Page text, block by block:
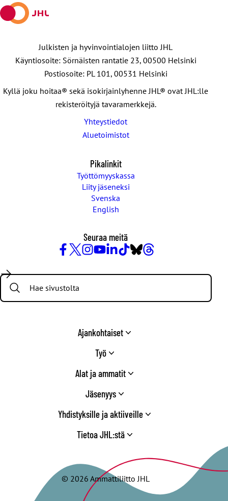
Julkisten ja hyvinvointialojen liitto JHL
Käyntiosoite: Sörnäisten rantatie 23, 00500 Helsinki
Postiosoite: PL 101, 00531 Helsinki
Kyllä joku hoitaa® sekä isokirjainlyhenne JHL® ovat JHL:lle
rekisteröityjä tavaramerkkejä.
Yhteystiedot
Aluetoimistot
Pikalinkit
Työttömyyskassa
Liity jäseneksi
Svenska
English
Seuraa meitä
/
Twitter
Search:
Ajankohtaiset
Työ
Alat ja ammatit
Jäsenyys
Yhdistyksille ja aktiiveille
Tietoa JHL:stä
© 2026 Ammattiliitto JHL